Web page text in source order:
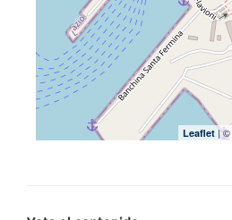
Leaflet | ©